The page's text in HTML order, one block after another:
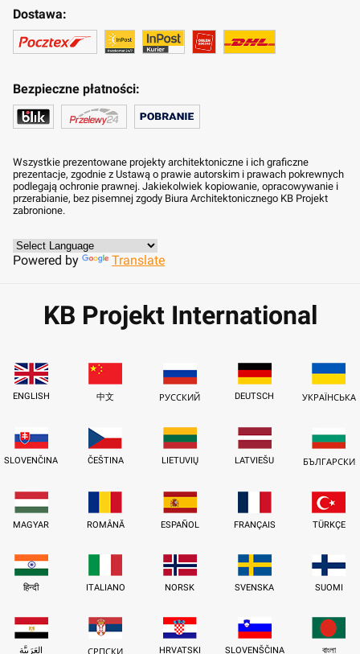
Dostawa:
Bezpieczne płatności:
Wszystkie prezentowane projekty architektoniczne i ich graficzne
prezentacje, zgodnie z Ustawą o prawie autorskim i prawach pokrewnych
podlegają ochronie prawnej. Jakiekolwiek kopiowanie, opracowywanie i
przerabianie, bez pisemnej zgody Biura Architektonicznego KB Projekt
zabronione.
Powered by Translate
KB Projekt International
ENGLISH 中文 РУССКИЙ DEUTSCH УКРАЇНСЬКА
SLOVENČINA ČEŠTINA LIETUVIŲ LATVIEŠU БЪЛГАРСКИ
MAGYAR ROMÂNĂ ESPAÑOL FRANÇAIS TÜRKÇE
हिन्दी ITALIANO NORSK SVENSKA SUOMI
العَرَبِيَّة HRVATSKI SLOVENŠČINA বাংলা